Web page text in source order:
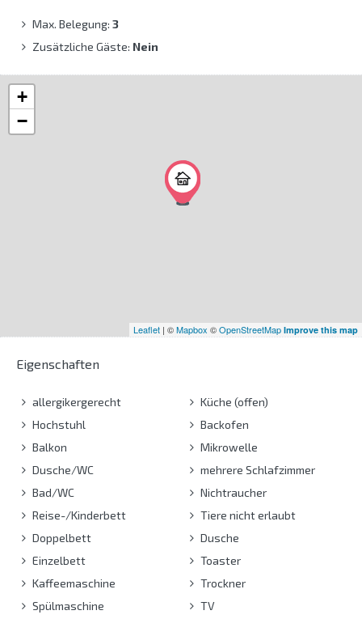
Max. Belegung: 3
Zusätzliche Gäste: Nein
+
−
Leaflet | ©Mapbox ©OpenStreetMap Improve this map
Eigenschaften
allergikergerecht
Hochstuhl
Balkon
Dusche/WC
Bad/WC
Reise-/Kinderbett
Doppelbett
Einzelbett
Kaffeemaschine
Spülmaschine
Küche (offen)
Backofen
Mikrowelle
mehrere Schlafzimmer
Nichtraucher
Tiere nicht erlaubt
Dusche
Toaster
Trockner
TV